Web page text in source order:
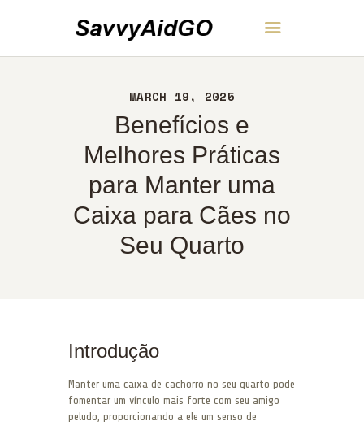
MARCH 19, 2025
Benefícios e
Melhores Práticas
para Manter uma
Caixa para Cães no
Seu Quarto
SavvyAidGO
CONTATO
PORTUGUÊS
Introdução
Manter uma caixa de cachorro no seu quarto pode
fomentar um vínculo mais forte com seu amigo
peludo, proporcionando a ele um senso de